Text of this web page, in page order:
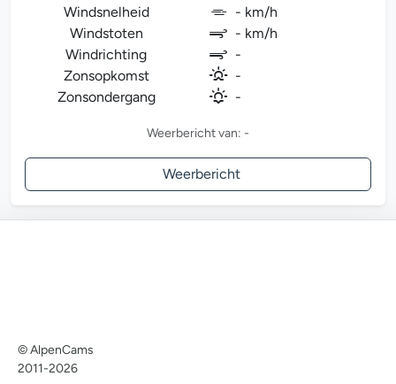
Windsnelheid
- km/h
Windstoten
- km/h
Windrichting
-
Zonsopkomst
-
Zonsondergang
-
Weerbericht van: -
Weerbericht
© AlpenCams
2011-2026